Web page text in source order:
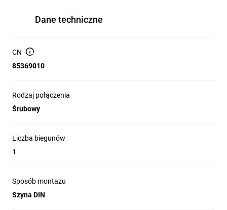
Dane techniczne
CN
85369010
Rodzaj połączenia
Śrubowy
Liczba biegunów
1
Sposób montażu
Szyna DIN